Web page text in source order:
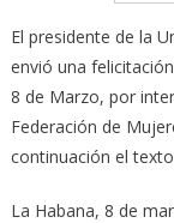
El presidente de la
envió una
8 de Marzo, por
Federación de
continuación el
La Habana, 8 de